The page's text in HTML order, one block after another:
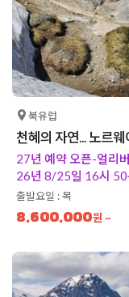
북유럽
천혜의 자연... 노르
27년 예약 오픈-얼리
26년 8/25일 16시 50
출발요일 : 목
8,600,000원 ~